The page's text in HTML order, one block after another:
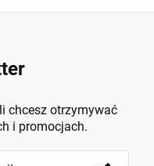
chcesz otrzymywać
i promocjach.